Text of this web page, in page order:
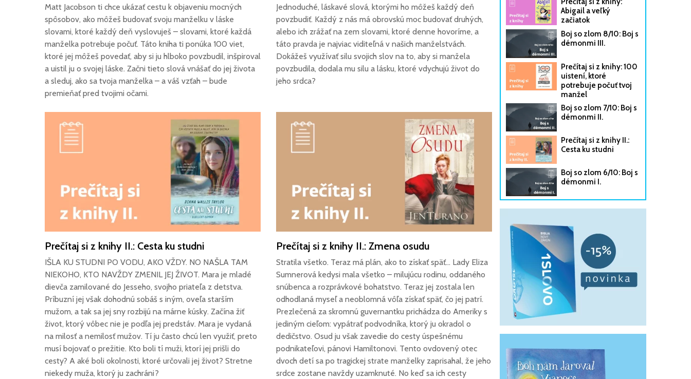
Matt Jacobson ti chce ukázať cestu k objaveniu mocných
spôsobov, ako môžeš budovať svoju manželku v láske
slovami, ktoré každý deň vyslovuješ – slovami, ktoré každá
manželka potrebuje počuť. Táto kniha ti ponúka 100 viet,
ktoré jej môžeš povedať, aby si ju hlboko povzbudil, inšpiroval
a uistil ju o svojej láske. Začni tieto slová vnášať do jej života
a sleduj, ako sa tvoja manželka – a váš vzťah – bude
premieňať pred tvojimi očami.
Jednoduché, láskavé slová, ktorými ho môžeš každý deň
povzbudiť. Každý z nás má obrovskú moc budovať druhých,
alebo ich zrážať na zem slovami, ktoré denne hovoríme, a
táto pravda je najviac viditeľná v našich manželstvách.
Dokážeš využívať silu svojich slov na to, aby si manžela
povzbudila, dodala mu silu a lásku, ktoré vdychujú život do
jeho srdca?
Prečítaj si z knihy II.: Cesta ku studni
IŠLA KU STUDNI PO VODU, AKO VŽDY. NO NAŠLA TAM
NIEKOHO, KTO NAVŽDY ZMENIL JEJ ŽIVOT. Mara je mladé
dievča zamilované do Jesseho, svojho priateľa z detstva.
Príbuzní jej však dohodnú sobáš s iným, oveľa starším
mužom, a tak sa jej sny rozbijú na márne kúsky. Začína žiť
život, ktorý vôbec nie je podľa jej predstáv. Mara je vydaná
na milosť a nemilosť mužov. Tí ju často chcú len využiť, preto
musí bojovať o prežitie. Kto boli tí muži, ktorí jej prišli do
cesty? A aké boli okolnosti, ktoré určovali jej život? Stretne
niekedy muža, ktorý ju zachráni?
Prečítaj si z knihy II.: Zmena osudu
Stratila všetko. Teraz má plán, ako to získať späť... Lady Eliza
Sumnerová kedysi mala všetko – milujúcu rodinu, oddaného
snúbenca a rozprávkové bohatstvo. Teraz jej zostala len
odhodlaná myseľ a neoblomná vôľa získať späť, čo jej patrí.
Prezlečená za skromnú guvernantku prichádza do Ameriky s
jediným cieľom: vypátrať podvodníka, ktorý ju okradol o
dedičstvo. Osud ju však zavedie do cesty úspešnému
podnikateľovi, pánovi Hamiltonovi. Tento ovdovený otec
dvoch detí sa po tragickej strate manželky zaprisahal, že jeho
srdce zostane navždy uzamknuté. No keď sa ich cesty
Abigail a veľký
začiatok
Boj so zlom 8/10: Boj s
démonmi III.
Prečítaj si z knihy: 100
uistení, ktoré
potrebuje počuť tvoj
manžel
Boj so zlom 7/10: Boj s
démonmi II.
Prečítaj si z knihy II.:
Cesta ku studni
Boj so zlom 6/10: Boj s
démonmi I.
démonmi
Darčeky k 1. sväté
prijímaniu a birmovke
Prečítaj si z knihy: 100
uistení, ktoré
potrebuje počuť tvoja
manželka
Boj so zlom 9/10:
Ako čítať Bibliu